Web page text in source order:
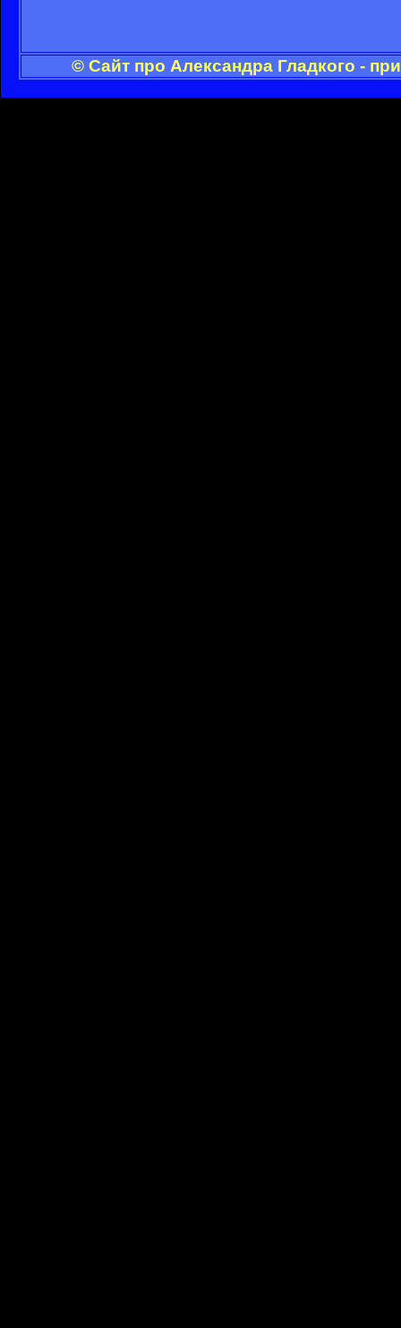
© Сайт про Александра Гладкого -